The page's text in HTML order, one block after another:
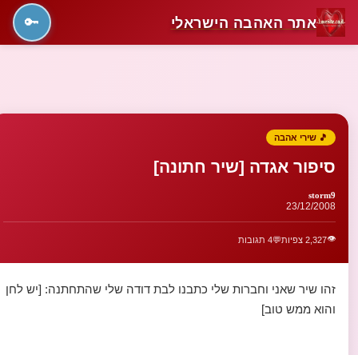
אתר האהבה הישראלי 🔑
🎵 שירי אהבה
סיפור אגדה [שיר חתונה]
storm9
23/12/2008
👁️2,327 צפיות 💬4 תגובות
זהו שיר שאני וחברות שלי כתבנו לבת דודה שלי שהתחתנה: [יש לחן
והוא ממש טוב]